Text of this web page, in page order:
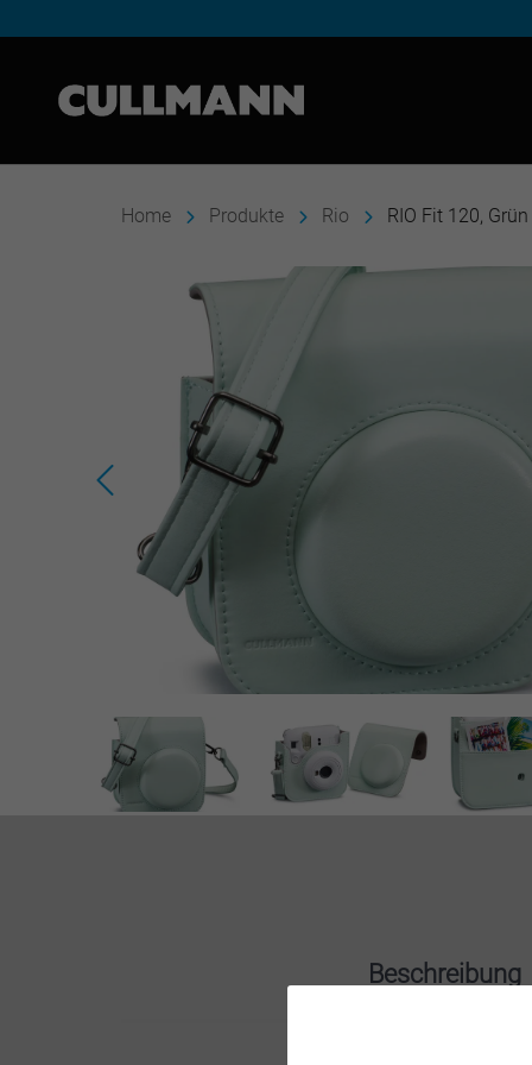
Home Produkte Rio RIO Fit 120, Grün
Beschreibung